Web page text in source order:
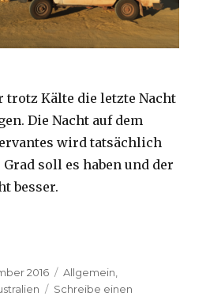
trotz Kälte die letzte Nacht
Die Nacht auf dem
wird tatsächlich
soll es haben und der
besser.
2016 Kategorien
Allgemein
Schreibe einen